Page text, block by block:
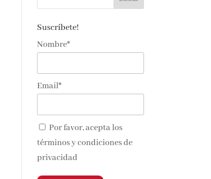
Suscríbete!
Nombre*
Email*
Por favor, acepta los
términos y condiciones de
privacidad